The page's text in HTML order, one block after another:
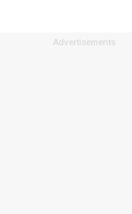
Advertisements